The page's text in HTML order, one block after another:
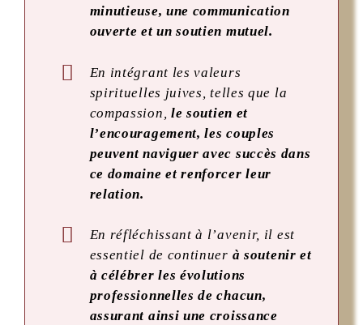
minutieuse, une communication
ouverte et un soutien mutuel.
En intégrant les valeurs
spirituelles juives, telles que la
compassion, le soutien et
l’encouragement, les couples
peuvent naviguer avec succès dans
ce domaine et renforcer leur
relation.
En réfléchissant à l’avenir, il est
essentiel de continuer à soutenir et
à célébrer les évolutions
professionnelles de chacun,
assurant ainsi une croissance